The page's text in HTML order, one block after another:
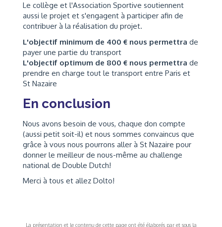
Le collège et l'Association Sportive soutiennent
aussi le projet et s'engagent à participer afin de
contribuer à la réalisation du projet.
L'objectif minimum de 400 € nous permettra de
payer une partie du transport
L'objectif optimum de 800 € nous permettra de
prendre en charge tout le transport entre Paris et
St Nazaire
En conclusion
Nous avons besoin de vous, chaque don compte
(aussi petit soit-il) et nous sommes convaincus que
grâce à vous nous pourrons aller à St Nazaire pour
donner le meilleur de nous-même au challenge
national de Double Dutch!
Merci à tous et allez Dolto!
La présentation et le contenu de cette page ont été élaborés par et sous la